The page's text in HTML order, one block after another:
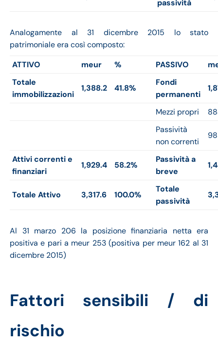
passività
Analogamente al 31 dicembre 2015 lo stato
patrimoniale era così composto:
ATTIVO
meur % PASSIVO
Totale
immobilizzazioni
1,388.2 41.8%
Fondi
permanenti
Mezzi propri
Passività
non correnti
Attivi correnti e
finanziari
1,929.4 58.2%
Passività a
breve
Totale Attivo 3,317.6 100.0%
Totale
passività
Al 31 marzo 206 la posizione finanziaria netta era
positiva e pari a meur 253 (positiva per meur 162 al 31
dicembre 2015)
Fattori sensibili / di
rischio